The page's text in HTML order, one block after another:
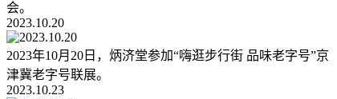
会。
2023.10.20
2023年10月20日，炳济堂参加“嗨逛步行街 品味老字号”京
津冀老字号联展。
2023.10.23